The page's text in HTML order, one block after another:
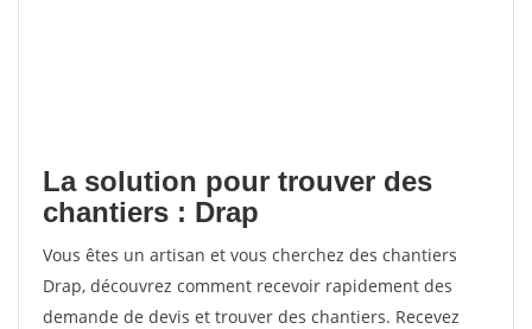
La solution pour trouver des
chantiers : Drap
Vous êtes un artisan et vous cherchez des chantiers
Drap, découvrez comment recevoir rapidement des
demande de devis et trouver des chantiers. Recevez